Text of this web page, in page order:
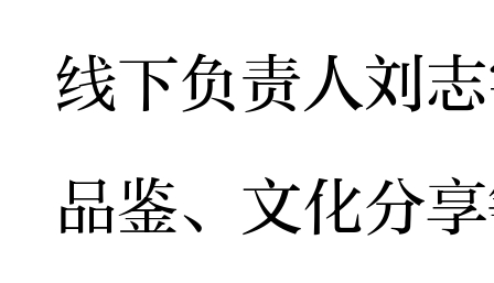
线下负责人刘
品鉴、文化分